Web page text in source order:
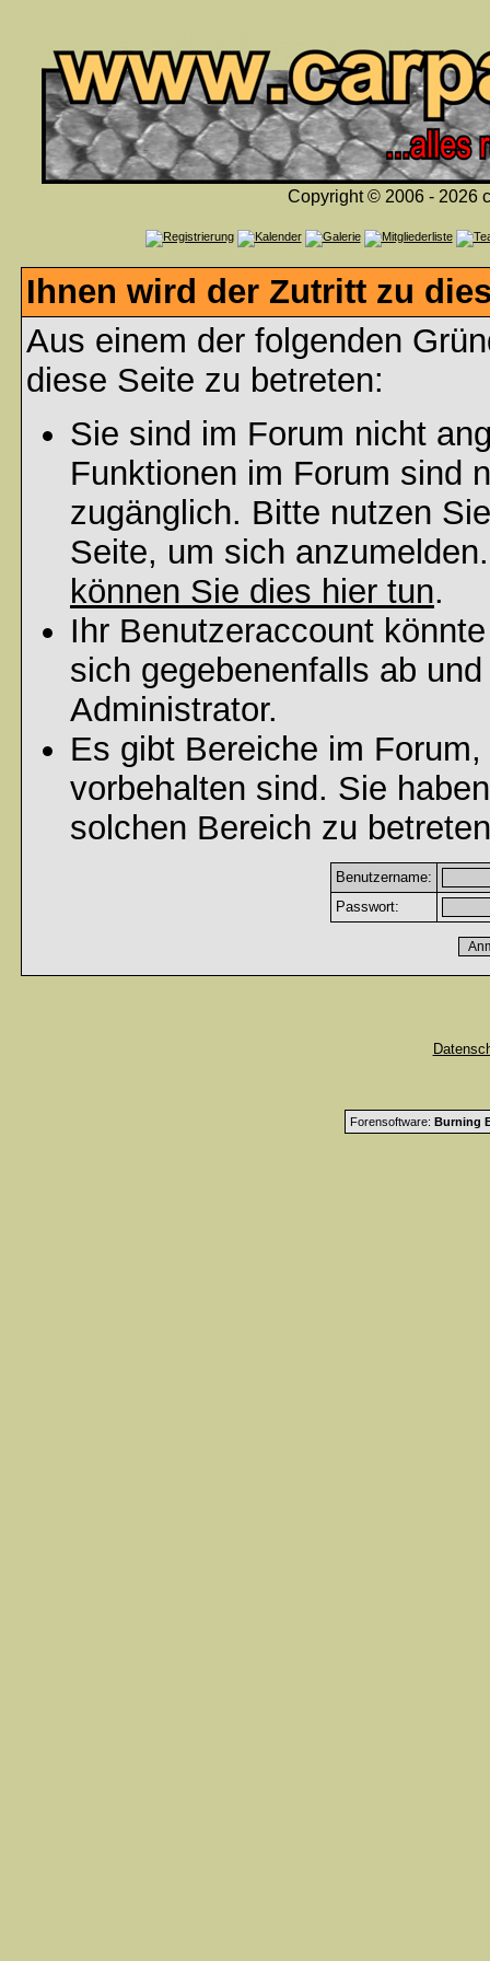
Copyright © 2006 - 2026
Ihnen wird der Zutritt zu
Aus einem der folgenden
diese Seite zu betreten:
Sie sind im Forum nicht
Funktionen im Forum sind
zugänglich. Bitte nutzen
Seite, um sich
können Sie dies hier tun.
Ihr Benutzeraccount
sich gegebenenfalls ab
Administrator.
Es gibt Bereiche im
vorbehalten sind. Sie
solchen Bereich zu
Benutzername:
Passwort:
Forensoftware: Burning